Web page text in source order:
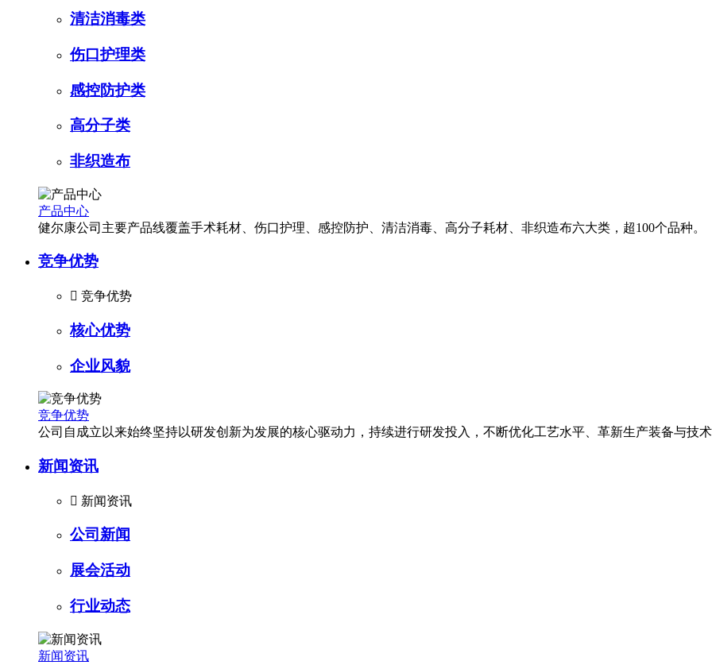
清洁消毒类
伤口护理类
感控防护类
高分子类
非织造布
产品中心
健尔康公司主要产品线覆盖手术耗材、伤口护理、感控防护、清洁消毒、高分子耗材、非织造布六大类，超100个品种。
竞争优势
 竞争优势
核心优势
企业风貌
竞争优势
公司自成立以来始终坚持以研发创新为发展的核心驱动力，持续进行研发投入，不断优化工艺水平、革新生产装备与技
新闻资讯
 新闻资讯
公司新闻
展会活动
行业动态
新闻资讯